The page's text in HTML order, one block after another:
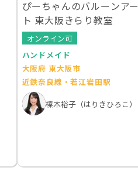
ぴーちゃんのバルーンアー
ト 東大阪きらり教室
オンライン可
ハンドメイド
大阪府 東大阪市
近鉄奈良線・若江岩田駅
榛木裕子（はりきひろこ）